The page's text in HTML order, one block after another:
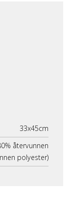
33x45cm
återvunnen
polyester)